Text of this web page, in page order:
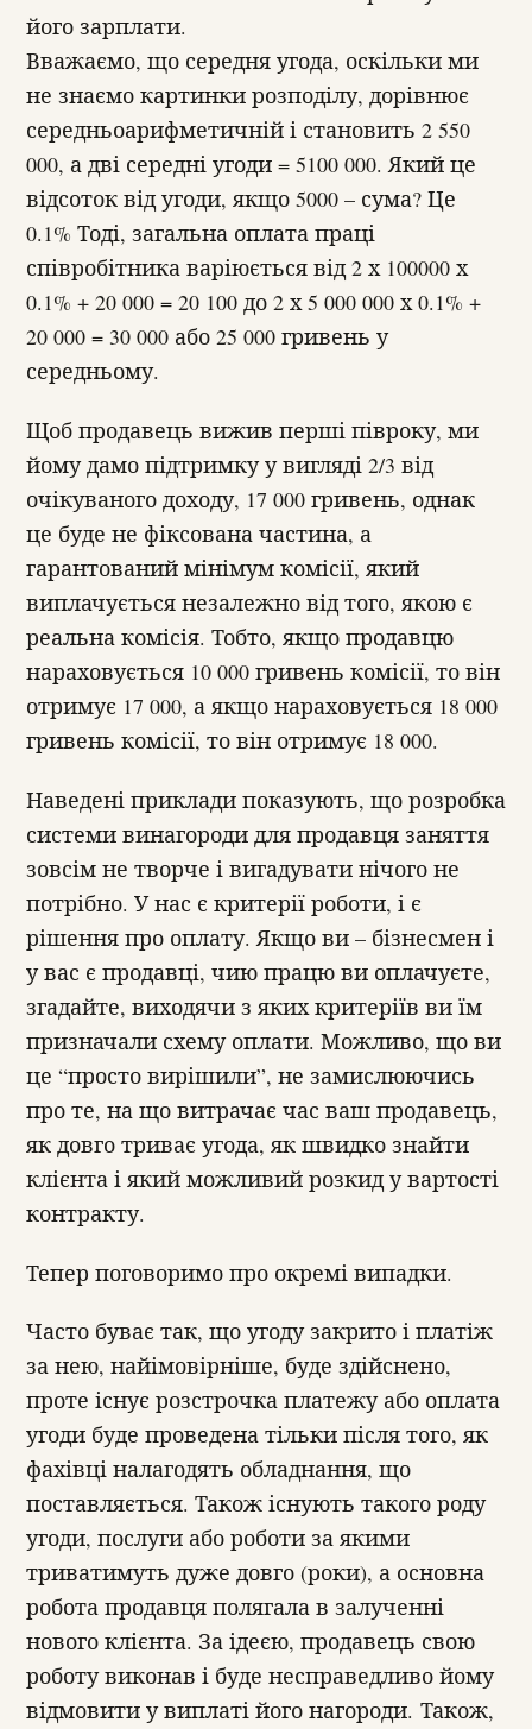
його зарплати.
Вважаємо, що середня угода, оскільки ми
не знаємо картинки розподілу, дорівнює
середньоарифметичній і становить 2 550
000, а дві середні угоди = 5100 000. Який це
відсоток від угоди, якщо 5000 – сума? Це
0.1% Тоді, загальна оплата праці
співробітника варіюється від 2 х 100000 х
0.1% + 20 000 = 20 100 до 2 х 5 000 000 х 0.1% +
20 000 = 30 000 або 25 000 гривень у
середньому.
Щоб продавець вижив перші півроку, ми
йому дамо підтримку у вигляді 2/3 від
очікуваного доходу, 17 000 гривень, однак
це буде не фіксована частина, а
гарантований мінімум комісії, який
виплачується незалежно від того, якою є
реальна комісія. Тобто, якщо продавцю
нараховується 10 000 гривень комісії, то він
отримує 17 000, а якщо нараховується 18 000
гривень комісії, то він отримує 18 000.
Наведені приклади показують, що розробка
системи винагороди для продавця заняття
зовсім не творче і вигадувати нічого не
потрібно. У нас є критерії роботи, і є
рішення про оплату. Якщо ви – бізнесмен і
у вас є продавці, чию працю ви оплачуєте,
згадайте, виходячи з яких критеріїв ви їм
призначали схему оплати. Можливо, що ви
це “просто вирішили”, не замислюючись
про те, на що витрачає час ваш продавець,
як довго триває угода, як швидко знайти
клієнта і який можливий розкид у вартості
контракту.
Тепер поговоримо про окремі випадки.
Часто буває так, що угоду закрито і платіж
за нею, найімовірніше, буде здійснено,
проте існує розстрочка платежу або оплата
угоди буде проведена тільки після того, як
фахівці налагодять обладнання, що
поставляється. Також існують такого роду
угоди, послуги або роботи за якими
триватимуть дуже довго (роки), а основна
робота продавця полягала в залученні
нового клієнта. За ідеєю, продавець свою
роботу виконав і буде несправедливо йому
відмовити у виплаті його нагороди. Також,